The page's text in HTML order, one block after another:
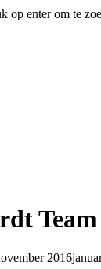
op enter om te
2016